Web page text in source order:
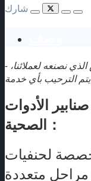
شارك
- الصورة المعروضة هي المنتج المخصص الذي نصنعه لعملائنا،
الأدوات
الصحية：
لحنفيات
مراحل متعددة